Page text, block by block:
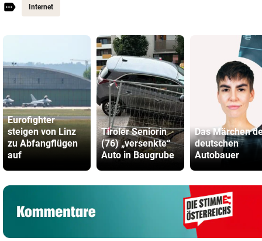
Internet
Eurofighter
steigen von Linz
zu Abfangflügen
auf
Tiroler Seniorin
(76) „versenkte“
Auto in Baugrube
Das Märchen
deutschen
Autobauer